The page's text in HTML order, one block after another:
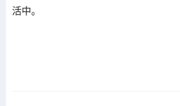
活中。